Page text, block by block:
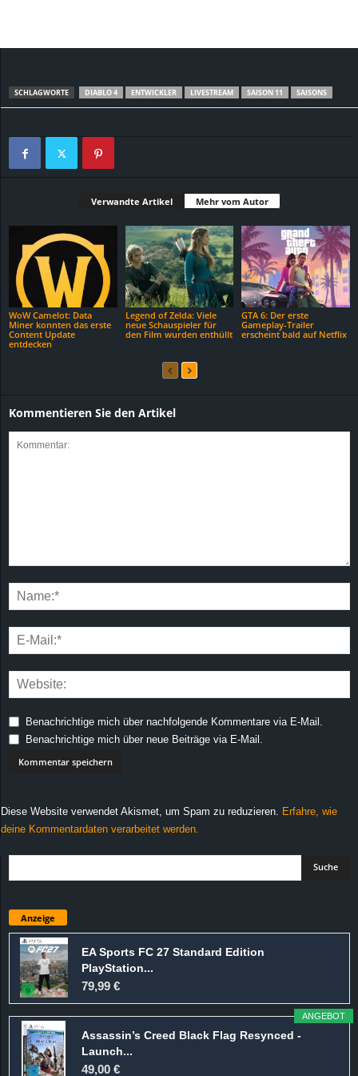
SCHLAGWORTE DIABLO 4 ENTWICKLER LIVESTREAM SAISON 11 SAISONS
Verwandte Artikel Mehr vom Autor
WoW Camelot: Data
Miner konnten das erste
Content Update
entdecken
Legend of Zelda: Viele
neue Schauspieler für
den Film wurden enthüllt
GTA 6: Der erste
Gameplay-Trailer
erscheint bald auf Netflix
Kommentieren Sie den Artikel
Benachrichtige mich über nachfolgende Kommentare via E-Mail.
Benachrichtige mich über neue Beiträge via E-Mail.
Diese Website verwendet Akismet, um Spam zu reduzieren.
Erfahre, wie
deine Kommentardaten verarbeitet werden.
Anzeige
EA Sports FC 27 Standard Edition
PlayStation...
79,99 €
ANGEBOT
Assassin’s Creed Black Flag Resynced -
Launch...
49,00 €